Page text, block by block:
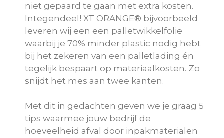
niet gepaard te gaan met extra kosten.
Integendeel! XT ORANGE® bijvoorbeeld
leveren wij een een palletwikkelfolie
waarbij je 70% minder plastic nodig hebt
bij het zekeren van een palletlading én
tegelijk bespaart op materiaalkosten. Zo
snijdt het mes aan twee kanten.
Met dit in gedachten geven we je graag 5
tips waarmee jouw bedrijf de
hoeveelheid afval door inpakmaterialen